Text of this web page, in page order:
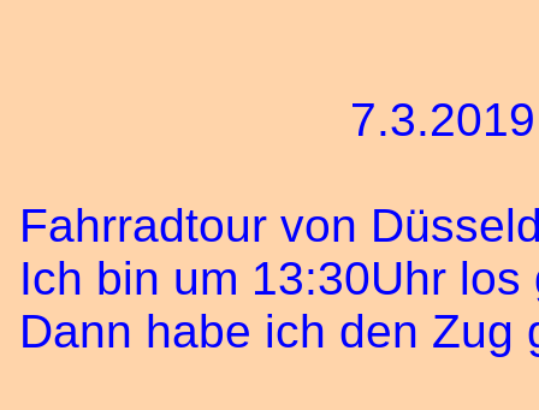
7.3.2019
Fahrradtour von
Ich bin um 13:30Uhr
Dann habe ich den Zug